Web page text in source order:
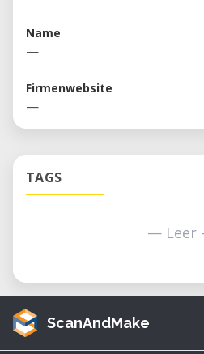
Name
—
Firmenwebsite
—
TAGS
— Leer
ScanAndMake